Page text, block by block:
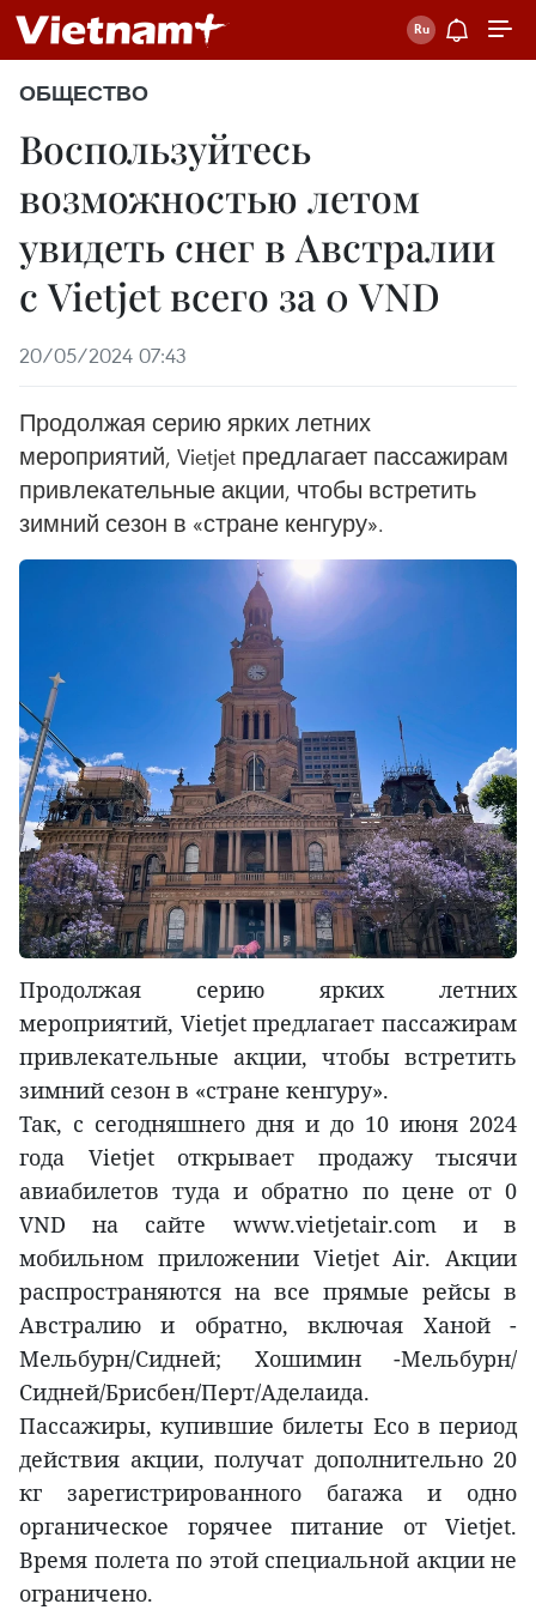
ОБЩЕСТВО
Воспользуйтесь
возможностью летом
увидеть снег в Австралии
с Vietjet всего за 0 VND
20/05/2024 07:43
Продолжая серию ярких летних
мероприятий, Vietjet предлагает пассажирам
привлекательные акции, чтобы встретить
зимний сезон в «стране кенгуру».
Продолжая серию ярких летних
мероприятий, Vietjet предлагает пассажирам
привлекательные акции, чтобы встретить
зимний сезон в «стране кенгуру».
Так, с сегодняшнего дня и до 10 июня 2024
года Vietjet открывает продажу тысячи
авиабилетов туда и обратно по цене от 0
VND на сайте www.vietjetair.com и в
мобильном приложении Vietjet Air. Акции
распространяются на все прямые рейсы в
Австралию и обратно, включая Ханой -
Мельбурн/Сидней; Хошимин -Мельбурн/
Сидней/Брисбен/Перт/Аделаида.
Пассажиры, купившие билеты Eco в период
действия акции, получат дополнительно 20
кг зарегистрированного багажа и одно
органическое горячее питание от Vietjet.
Время полета по этой специальной акции не
ограничено.